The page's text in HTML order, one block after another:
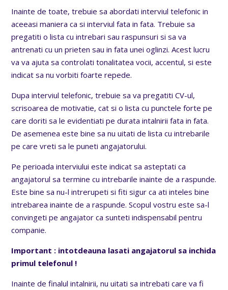
Inainte de toate, trebuie sa abordati interviul telefonic in
aceeasi maniera ca si interviul fata in fata. Trebuie sa
pregatiti o lista cu intrebari sau raspunsuri si sa va
antrenati cu un prieten sau in fata unei oglinzi. Acest lucru
va va ajuta sa controlati tonalitatea vocii, accentul, si este
indicat sa nu vorbiti foarte repede.
Dupa interviul telefonic, trebuie sa va pregatiti CV-ul,
scrisoarea de motivatie, cat si o lista cu punctele forte pe
care doriti sa le evidentiati pe durata intalnirii fata in fata.
De asemenea este bine sa nu uitati de lista cu intrebarile
pe care vreti sa le puneti angajatorului.
Pe perioada interviului este indicat sa asteptati ca
angajatorul sa termine cu intrebarile inainte de a raspunde.
Este bine sa nu-l intrerupeti si fiti sigur ca ati inteles bine
intrebarea inainte de a raspunde. Scopul vostru este sa-l
convingeti pe angajator ca sunteti indispensabil pentru
companie.
Important : intotdeauna lasati angajatorul sa inchida
primul telefonul !
Inainte de finalul intalnirii, nu uitati sa intrebati care va fi